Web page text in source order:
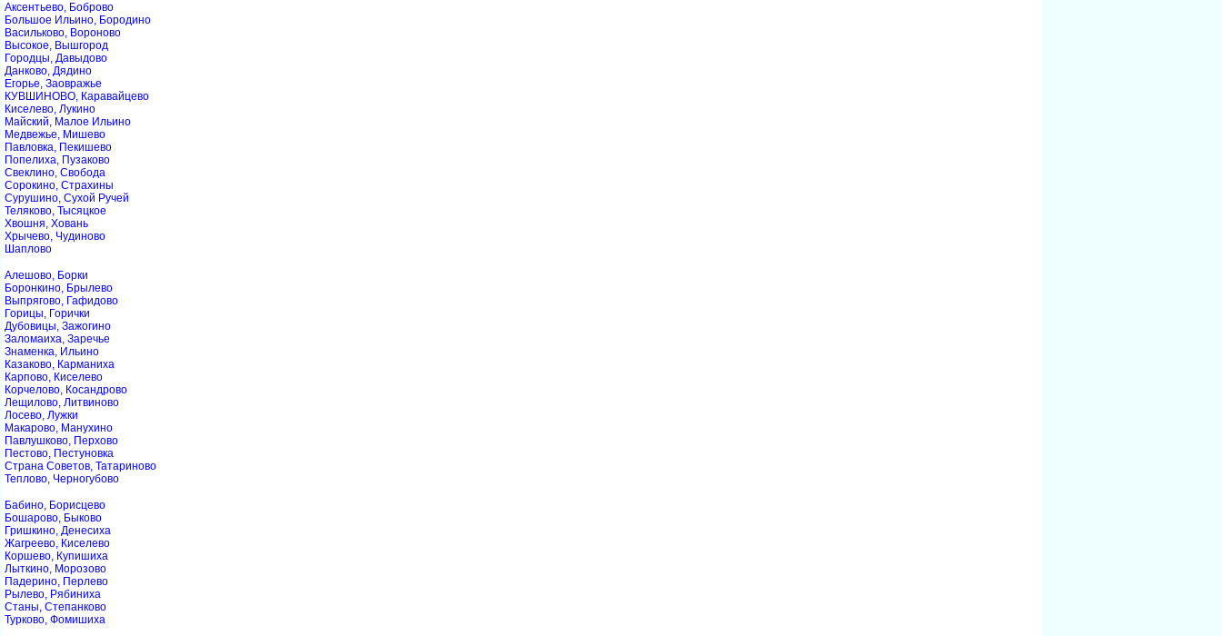
Аксентьево, Боброво
Большое Ильино, Бородино
Васильково, Вороново
Высокое, Вышгород
Городцы, Давыдово
Данково, Дядино
Егорье, Заовражье
КУВШИНОВО, Каравайцево
Киселево, Лукино
Майский, Малое Ильино
Медвежье, Мишево
Павловка, Пекишево
Попелиха, Пузаково
Свеклино, Свобода
Сорокино, Страхины
Сурушино, Сухой Ручей
Теляково, Тысяцкое
Хвошня, Ховань
Хрычево, Чудиново
Шаплово
Алешово, Борки
Боронкино, Брылево
Выпрягово, Гафидово
Горицы, Горички
Дубовицы, Зажогино
Заломаиха, Заречье
Знаменка, Ильино
Казаково, Карманиха
Карпово, Киселево
Корчелово, Косандрово
Лещилово, Литвиново
Лосево, Лужки
Макарово, Манухино
Павлушково, Перхово
Пестово, Пестуновка
Страна Советов, Татариново
Теплово, Черногубово
Бабино, Борисцево
Бошарово, Быково
Гришкино, Денесиха
Жагреево, Киселево
Коршево, Купишиха
Лыткино, Морозово
Падерино, Перлево
Рылево, Рябиниха
Станы, Степанково
Турково, Фомишиха